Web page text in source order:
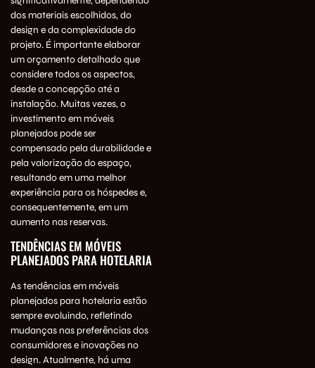
dos materiais escolhidos, do
design e da complexidade do
projeto. É importante elaborar
umorçamentodetalhado que
considere todos os aspectos,
desde a concepção até a
instalação. Muitas vezes, o
investimento em móveis
planejados pode ser
compensado pela durabilidade e
pela valorização do espaço,
resultando em uma melhor
experiência para os hóspedes e,
consequentemente, em um
aumento nas reservas.
TENDÊNCIAS EM MÓVEIS
PLANEJADOS PARA HOTELARIA
As tendências em móveis
planejados para hotelaria estão
sempre evoluindo, refletindo
mudanças nas preferências dos
consumidores e inovações no
design. Atualmente, há uma